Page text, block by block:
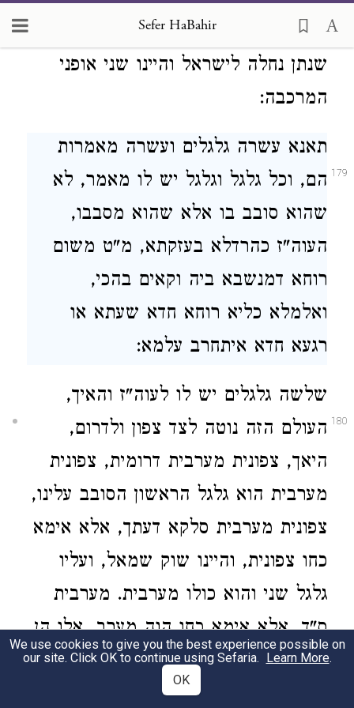
Sefer HaBahir
חכמה, ומאי ערבי נחל, הרי אומר אותו
שנתן נחלה לישראל והיינו שני אופני
המרכבה:
179
תאנא עשרה גלגלים ועשרה מאמרות
הם, וכל גלגל וגלגל יש לו מאמר, לא
שהוא סובב בו אלא שהוא מסבבו,
העוה"ז כהרדלא בעזקתא, מ"ט משום
רוחא דמנשבא ביה וקאים בהכי,
ואלמלא כליא רוחא חדא שעתא או
רגעא חדא איתחרב עלמא:
180
שלשה גלגלים יש לו לעוה"ז והאיך,
העולם הזה נוטה לצד צפון ולדרום,
היאך, צפונית מערבית דרומית, צפונית
מערבית הוא גלגל הראשון הסובב עלינו,
צפונית מערבית סלקא דעתך, אלא אימא
כחו צפונית, והיינו שוק שמאל, ועליו
גלגל שני והוא כולו מערבית. מערבית
ס"ד, אלא אימא כחו הוה מערב, אלו הן
נצחי עולם, ועליו גלגל שלישי וכחו
מערבית דרומית, ומאי ניהו כחא קמא
We use cookies to give you the best experience possible on
our site. Click OK to continue using Sefaria. Learn More.
OK